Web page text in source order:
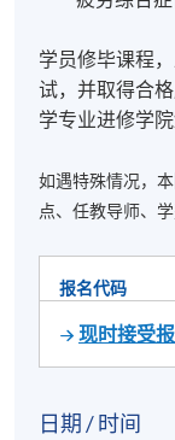
学员修毕课程
试，并取得合
学专业进修学
如遇特殊情况，
点、任教导师、学
报名代码
现时接受
日期 / 时间